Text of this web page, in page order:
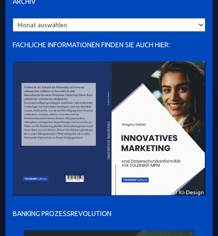
Archiv
FACHLICHE INFORMATIONEN FINDEN SIE AUCH HIER:
BANKING PROZESSREVOLUTION